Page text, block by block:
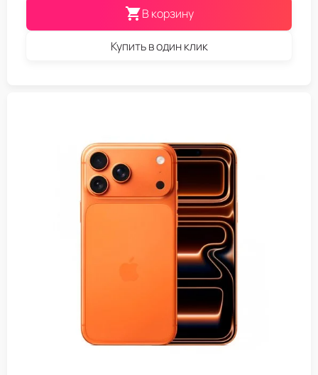
В корзину
Купить в один клик